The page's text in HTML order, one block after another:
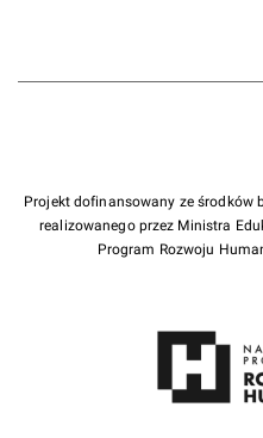
Projekt dofinansowany ze środków
realizowanego przez Ministra
Program Rozwoju